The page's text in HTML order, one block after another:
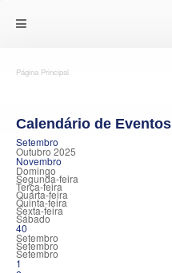
Página Principal
Calendário de Eventos
Setembro
Outubro 2025
Novembro
Domingo
Segunda-feira
Terça-feira
Quarta-feira
Quinta-feira
Sexta-feira
Sábado
40
Setembro
Setembro
Setembro
1